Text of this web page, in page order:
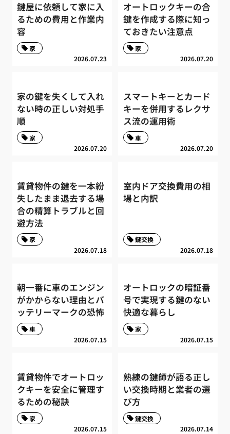
鍵屋に依頼して家に入
るための費用と作業内
容
2026.07.23
家
オートロックキーの合
鍵を作成する際に知っ
ておきたい注意点
2026.07.20
家
家の鍵を失くして入れ
ない時の正しい対処手
順
2026.07.20
家
スマートキーとカード
キーを併用するレクサ
ス流の運用術
2026.07.20
車
賃貸物件の鍵を一本紛
失したまま退去する場
合の精算トラブルと回
避方法
2026.07.18
家
室内ドア交換費用の相
場と内訳
2026.07.18
鍵交換
朝一番に車のエンジン
がかからない理由とバ
ッテリーマークの恐怖
2026.07.15
車
オートロックの暗証番
号で実現する鍵のない
快適な暮らし
2026.07.15
家
賃貸物件でオートロッ
クキーを安全に管理す
るための秘訣
2026.07.15
家
熟練の鍵師が語る正し
い交換時期と業者の選
び方
2026.07.14
鍵交換